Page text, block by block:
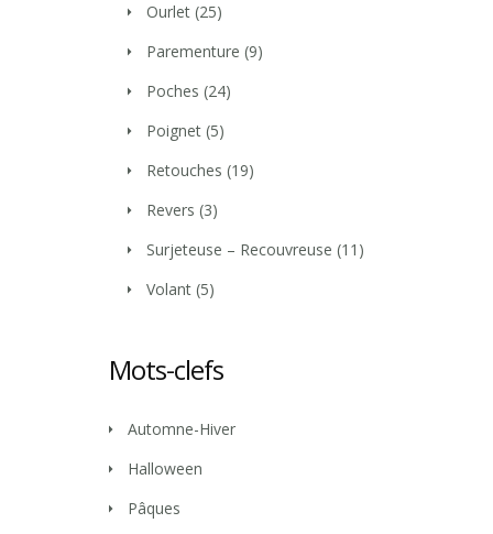
Ourlet (25)
Parementure (9)
Poches (24)
Poignet (5)
Retouches (19)
Revers (3)
Surjeteuse – Recouvreuse (11)
Volant (5)
Mots-clefs
Automne-Hiver
Halloween
Pâques